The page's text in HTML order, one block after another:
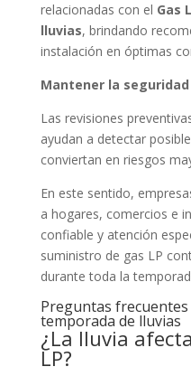
relacionadas con el Gas
lluvias, brindando
instalación en óptimas
Mantener la
Las revisiones
ayudan a detectar
conviertan en riesgos
En este sentido,
a hogares, comercios e
confiable y atención
suministro de gas LP
durante toda la
Preguntas
temporada de lluvias
¿La lluvia
LP?